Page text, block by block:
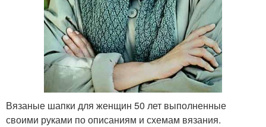
Вязаные шапки для женщин 50 лет выполненные
своими руками по описаниям и схемам вязания.